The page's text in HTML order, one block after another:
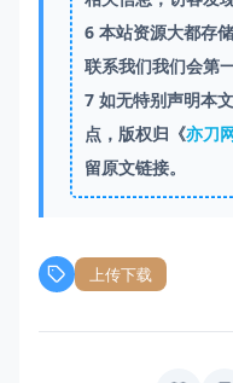
6本站资源大都存
联系我们我们会第
7如无特别声明本
点，版权归《亦刀
留原文链接。
上传下载